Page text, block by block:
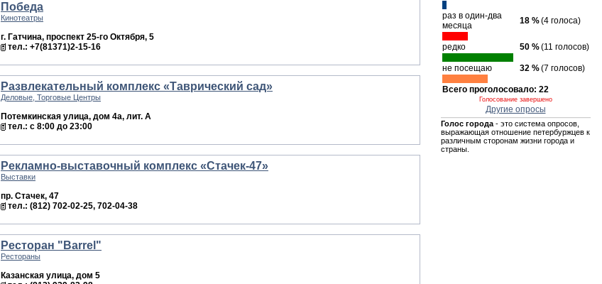
Победа
Кинотеатры
г. Гатчина, проспект 25-го Октября, 5
тел.: +7(81371)2-15-16
Развлекательный комплекс «Таврический сад»
Деловые, Торговые Центры
Потемкинская улица, дом 4а, лит. А
тел.: с 8:00 до 23:00
Рекламно-выставочный комплекс «Стачек-47»
Выставки
пр. Стачек, 47
тел.: (812) 702-02-25, 702-04-38
Ресторан "Barrel"
Рестораны
Казанская улица, дом 5
раз в один-два
месяца
18 %(4 голоса)
редко 50 %(11 голосов)
не посещаю 32 %(7 голосов)
Всего проголосовало: 22
Голосование завершено
Другие опросы
Голос города- это система опросов,
выражающая отношение петербуржцев к
различным сторонам жизни города и
страны.